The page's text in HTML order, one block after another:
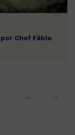
Chef Fábio